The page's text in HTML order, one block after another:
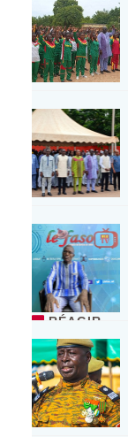
RÉAGIR